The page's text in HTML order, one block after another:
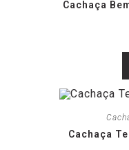
Cachaça
Cachaça